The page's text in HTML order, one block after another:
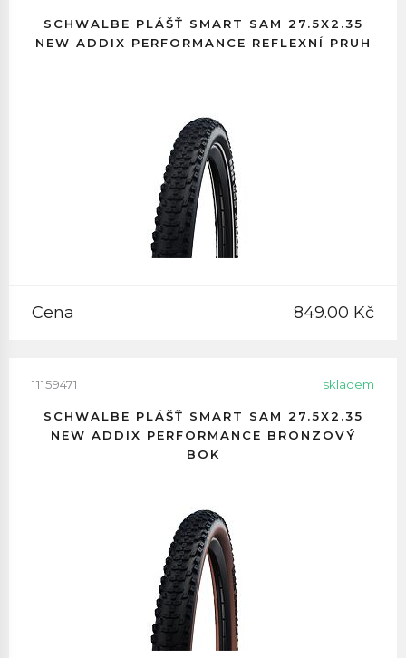
SCHWALBE PLÁŠŤ SMART SAM 27.5X2.35
NEW ADDIX PERFORMANCE REFLEXNÍ PRUH
Cena 849.00 Kč
11159471 skladem
SCHWALBE PLÁŠŤ SMART SAM 27.5X2.35
NEW ADDIX PERFORMANCE BRONZOVÝ
BOK